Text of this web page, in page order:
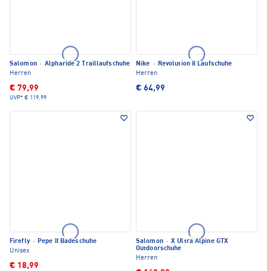
Salomon · Alpharide 2 Traillaufschuhe
Herren
€ 79,99
UVP* € 119,99
Nike · Revolution 8 Laufschuhe
Herren
€ 64,99
Firefly · Pepe II Badeschuhe
Unisex
€ 18,99
Salomon · X Ultra Alpine GTX
Outdoorschuhe
Herren